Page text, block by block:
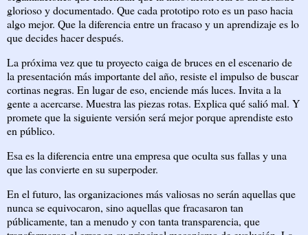
glorioso y documentado. Que cada prototipo roto es un paso hacia
algo mejor. Que la diferencia entre un fracaso y un aprendizaje es lo
que decides hacer después.
La próxima vez que tu proyecto caiga de bruces en el escenario de
la presentación más importante del año, resiste el impulso de buscar
cortinas negras. En lugar de eso, enciende más luces. Invita a la
gente a acercarse. Muestra las piezas rotas. Explica qué salió mal. Y
promete que la siguiente versión será mejor porque aprendiste esto
en público.
Esa es la diferencia entre una empresa que oculta sus fallas y una
que las convierte en su superpoder.
En el futuro, las organizaciones más valiosas no serán aquellas que
nunca se equivocaron, sino aquellas que fracasaron tan
públicamente, tan a menudo y con tanta transparencia, que